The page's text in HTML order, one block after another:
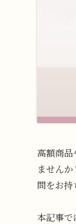
高額商
ません
問をお持
本記事